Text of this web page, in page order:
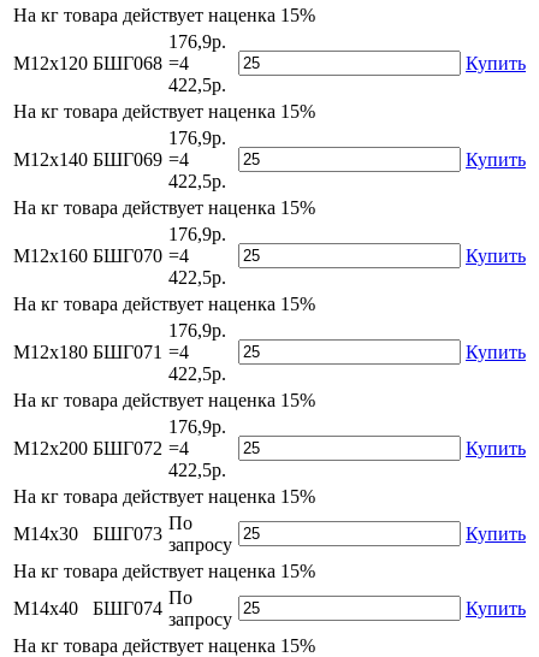
На кг товара действует наценка 15%
М12х120 БШГ068
176,9р.
=4
422,5р.
Купить
На кг товара действует наценка 15%
М12х140 БШГ069
176,9р.
=4
422,5р.
Купить
На кг товара действует наценка 15%
М12х160 БШГ070
176,9р.
=4
422,5р.
Купить
На кг товара действует наценка 15%
М12х180 БШГ071
176,9р.
=4
422,5р.
Купить
На кг товара действует наценка 15%
М12х200 БШГ072
176,9р.
=4
422,5р.
Купить
На кг товара действует наценка 15%
М14х30
БШГ073
По
запросу
Купить
На кг товара действует наценка 15%
М14х40
БШГ074
По
запросу
Купить
На кг товара действует наценка 15%